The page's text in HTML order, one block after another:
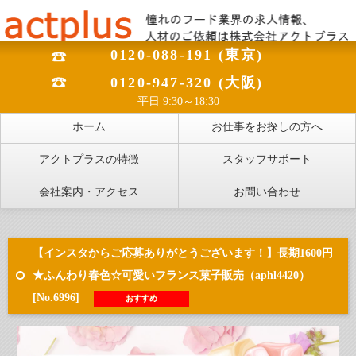
0120-088-191 (東京)
0120-947-320 (大阪)
平日 9:30～18:30
ホーム お仕事をお探しの方へ
アクトプラスの特徴 スタッフサポート
会社案内・アクセス お問い合わせ
【インスタからご応募ありがとうございます！】長期1600円
★ふんわり春色☆可愛いフランス菓子販売（aphl4420）
[No.6996]
おすすめ